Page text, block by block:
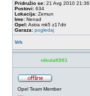
Pridružio se: 21 Avg 2010 21:36
Postovi: 634
Lokacija: Zemun
Ime: Nenad
Opel:Astra mk5 z17dtr
Garaza: pogledaj
Vrh
nikolaK991
Opel Team Member